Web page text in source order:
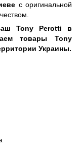
с оригинальной
Tony Perotti в
товары Tony
Украины.